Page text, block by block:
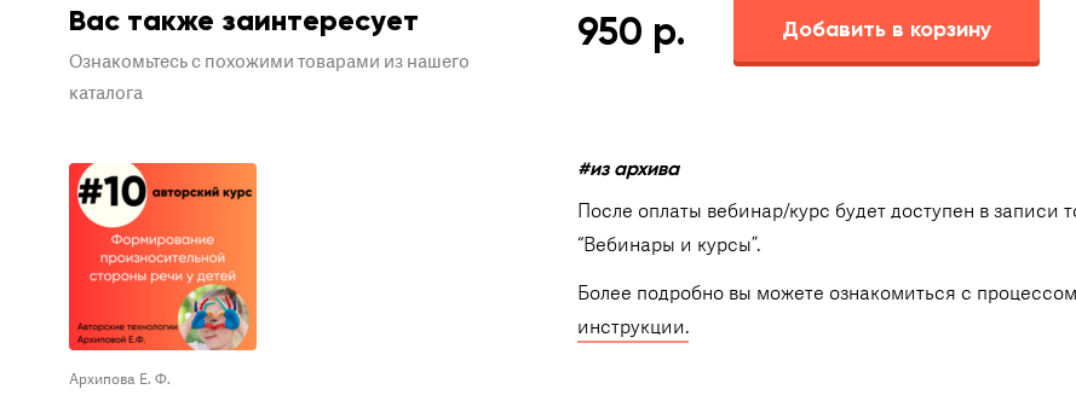
Вас также заинтересует
Ознакомьтесь с похожими товарами из нашего
каталога
Архипова Е. Ф.
950 р. Добавить в корзину
#из архива
После оплаты вебинар/курс будет доступен в записи
“Вебинары и курсы”.
Более подробно вы можете ознакомиться с
инструкции.